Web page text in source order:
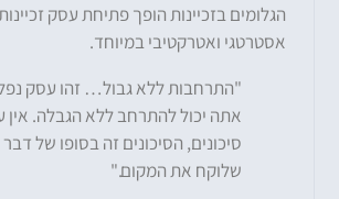
הגלומים בזכיינות הופך פתיחת עסק
אסטרטגי ואטרקטיבי במיוחד.
"התרחבות ללא גבול… זהו עסק
אתה יכול להתרחב ללא הגבלה. אין
סיכונים, הסיכונים זה בסופו של דבר
שלוקח את המקום."